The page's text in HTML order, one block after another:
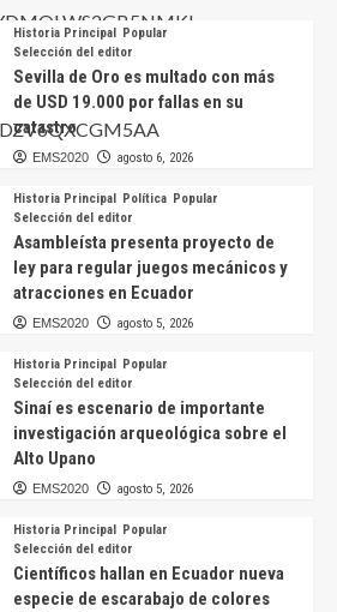
Historia Principal
Popular
Selección del editor
Sevilla de Oro es multado con más
de USD 19.000 por fallas en su
catastro
EMS2020 agosto 6, 2026
Historia Principal Política Popular
Selección del editor
Asambleísta presenta proyecto de
ley para regular juegos mecánicos y
atracciones en Ecuador
EMS2020 agosto 5, 2026
Historia Principal
Popular
Selección del editor
Sinaí es escenario de importante
investigación arqueológica sobre el
Alto Upano
EMS2020 agosto 5, 2026
Historia Principal
Popular
Selección del editor
Científicos hallan en Ecuador nueva
especie de escarabajo de colores